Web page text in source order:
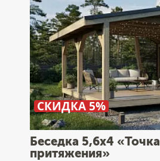
СКИДКА 5%
Беседка 5,6x4 «Точка
притяжения»